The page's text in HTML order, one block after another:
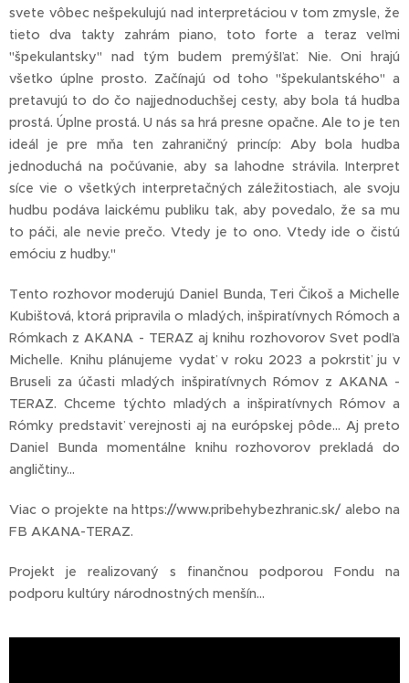
svete vôbec nešpekulujú nad interpretáciou v tom zmysle, že
tieto dva takty zahrám piano, toto forte a teraz veľmi
"špekulantsky" nad tým budem premýšľať. Nie. Oni hrajú
všetko úplne prosto. Začínajú od toho "špekulantského" a
pretavujú to do čo najjednoduchšej cesty, aby bola tá hudba
prostá. Úplne prostá. U nás sa hrá presne opačne. Ale to je ten
ideál je pre mňa ten zahraničný princíp: Aby bola hudba
jednoduchá na počúvanie, aby sa lahodne strávila. Interpret
síce vie o všetkých interpretačných záležitostiach, ale svoju
hudbu podáva laickému publiku tak, aby povedalo, že sa mu
to páči, ale nevie prečo. Vtedy je to ono. Vtedy ide o čistú
emóciu z hudby."
Tento rozhovor moderujú Daniel Bunda, Teri Čikoš a Michelle
Kubištová, ktorá pripravila o mladých, inšpiratívnych Rómoch a
Rómkach z AKANA - TERAZ aj knihu rozhovorov Svet podľa
Michelle. Knihu plánujeme vydať v roku 2023 a pokrstiť ju v
Bruseli za účasti mladých inšpiratívnych Rómov z AKANA -
TERAZ. Chceme týchto mladých a inšpiratívnych Rómov a
Rómky predstaviť verejnosti aj na európskej pôde... Aj preto
Daniel Bunda momentálne knihu rozhovorov prekladá do
angličtiny...
Viac o projekte na https://www.pribehybezhranic.sk/ alebo na
FB AKANA-TERAZ.
Projekt je realizovaný s finančnou podporou Fondu na
podporu kultúry národnostných menšín...